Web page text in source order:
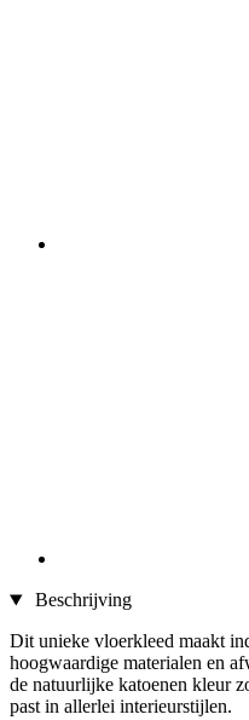
Beschrijving
Dit unieke vloerkleed maakt
hoogwaardige materialen en
de natuurlijke katoenen kleur
past in allerlei interieurstijlen.